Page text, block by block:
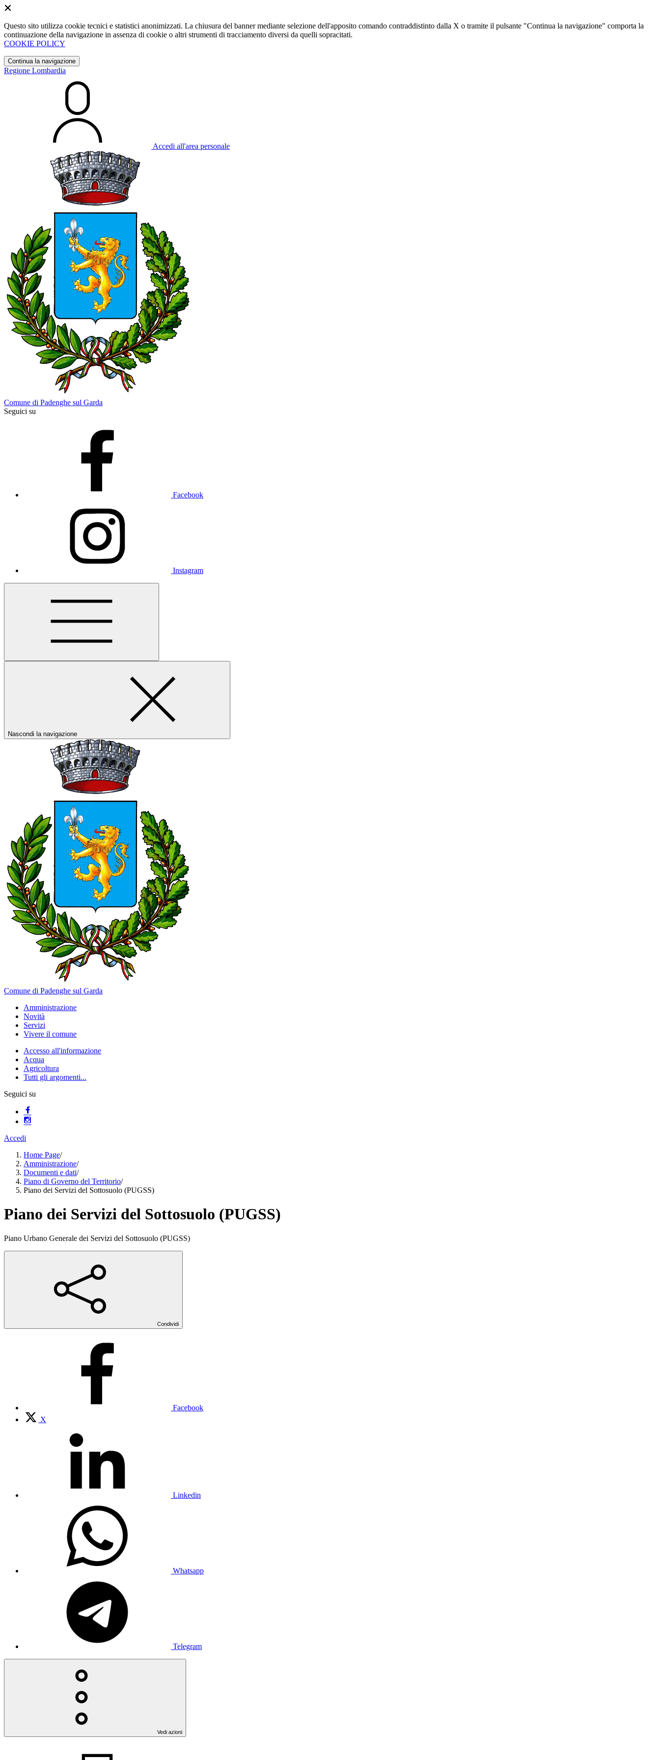
Questo sito utilizza cookie tecnici e statistici anonimizzati. La chiusura del banner mediante selezione dell'apposito comando contraddistinto dalla X o tramite il pulsante "Continua la navigazione" comporta la
continuazione della navigazione in assenza di cookie o altri strumenti di tracciamento diversi da quelli sopracitati.
COOKIE POLICY
Continua la navigazione
Regione Lombardia
Accedi all'area personale
Comune di Padenghe sul Garda
Seguici su
Facebook
Instagram
Nascondi la navigazione
Comune di Padenghe sul Garda
Amministrazione
Novità
Servizi
Vivere il comune
Accesso all'informazione
Acqua
Agricoltura
Tutti gli argomenti...
Seguici su
Accedi
Home Page/
Amministrazione/
Documenti e dati/
Piano di Governo del Territorio/
Piano dei Servizi del Sottosuolo (PUGSS)
Piano dei Servizi del Sottosuolo (PUGSS)
Piano Urbano Generale dei Servizi del Sottosuolo (PUGSS)
Condividi
Facebook
X
Linkedin
Whatsapp
Telegram
Vedi azioni